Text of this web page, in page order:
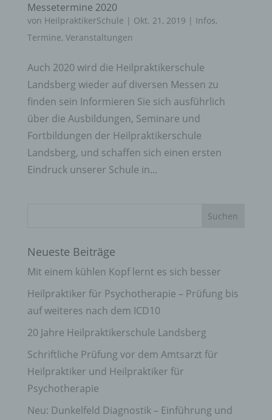
Messetermine 2020
von HeilpraktikerSchule | Okt. 21, 2019 | Infos,
Termine, Veranstaltungen
Auch 2020 wird die Heilpraktikerschule
Landsberg wieder auf diversen Messen zu
finden sein Informieren Sie sich ausführlich
über die Ausbildungen, Seminare und
Fortbildungen der Heilpraktikerschule
Landsberg, und schaffen sich einen ersten
Eindruck unserer Schule in...
Neueste Beiträge
Mit einem kühlen Kopf lernt es sich besser
Heilpraktiker für Psychotherapie – Prüfung bis
auf weiteres nach dem ICD10
20 Jahre Heilpraktikerschule Landsberg
Schriftliche Prüfung vor dem Amtsarzt für
Heilpraktiker und Heilpraktiker für
Psychotherapie
Neu: Dunkelfeld Diagnostik – Einführung und